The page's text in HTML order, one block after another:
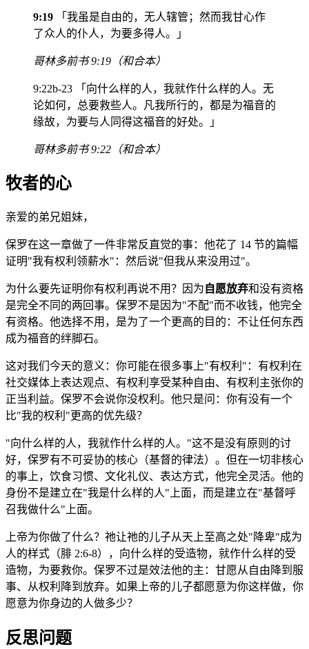
9:19 「我虽是自由的，无人辖管；然而我甘心作
了众人的仆人，为要多得人。」
哥林多前书 9:19（和合本）
9:22b-23 「向什么样的人，我就作什么样的人。无
论如何，总要救些人。凡我所行的，都是为福音的
缘故，为要与人同得这福音的好处。」
哥林多前书 9:22（和合本）
牧者的心
亲爱的弟兄姐妹，
保罗在这一章做了一件非常反直觉的事：他花了 14 节的篇幅
证明"我有权利领薪水"：然后说"但我从来没用过"。
为什么要先证明你有权利再说不用？因为 自愿放弃和没有资格
是完全不同的两回事。保罗不是因为"不配"而不收钱，他完全
有资格。他选择不用，是为了一个更高的目的：不让任何东西
成为福音的绊脚石。
这对我们今天的意义：你可能在很多事上"有权利"：有权利在
社交媒体上表达观点、有权利享受某种自由、有权利主张你的
正当利益。保罗不会说你没权利。他只是问：你有没有一个
比"我的权利"更高的优先级？
"向什么样的人，我就作什么样的人。"这不是没有原则的讨
好，保罗有不可妥协的核心（基督的律法）。但在一切非核心
的事上，饮食习惯、文化礼仪、表达方式，他完全灵活。他的
身份不是建立在"我是什么样的人"上面，而是建立在"基督呼
召我做什么"上面。
上帝为你做了什么？祂让祂的儿子从天上至高之处"降卑"成为
人的样式（腓 2:6-8），向什么样的受造物，就作什么样的受
造物，为要救你。保罗不过是效法他的主：甘愿从自由降到服
事、从权利降到放弃。如果上帝的儿子都愿意为你这样做，你
愿意为你身边的人做多少？
反思问题